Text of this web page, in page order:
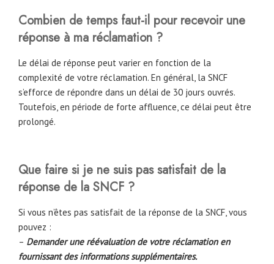
Combien de temps faut-il pour recevoir une
réponse à ma réclamation ?
Le délai de réponse peut varier en fonction de la
complexité de votre réclamation. En général, la SNCF
s’efforce de répondre dans un délai de 30 jours ouvrés.
Toutefois, en période de forte affluence, ce délai peut être
prolongé.
Que faire si je ne suis pas satisfait de la
réponse de la SNCF ?
Si vous n’êtes pas satisfait de la réponse de la SNCF, vous
pouvez :
– Demander une réévaluation de votre réclamation en
fournissant des informations supplémentaires.